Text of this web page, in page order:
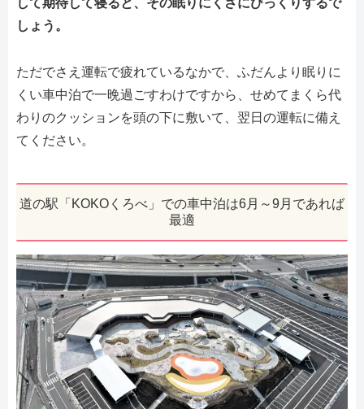
しょう。
ただでさえ運転で疲れているなかで、ふだんより眠りに
くい車中泊で一晩過ごすわけですから、せめてまくら代
わりのクッションを頭の下に敷いて、翌日の運転に備え
てください。
道の駅「KOKOくろべ」での車中泊は6月～9月であれば
最適